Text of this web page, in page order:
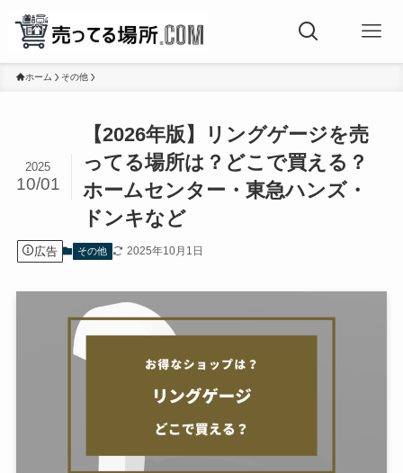
ホーム その他
【2026年版】リングゲージを売
ってる場所は？どこで買える？
ホームセンター・東急ハンズ・
ドンキなど
2025
10/01
広告 その他 2025年10月1日